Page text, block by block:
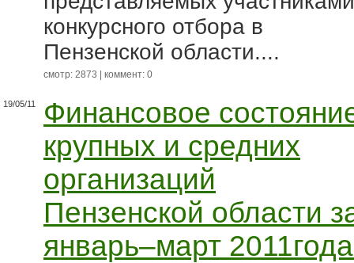
конкурсного отбора в
Пензенской области....
смотр: 2873 | коммент: 0
19/05/11
Финансовое
крупных и средних
организаций
Пензенской области
январь–март